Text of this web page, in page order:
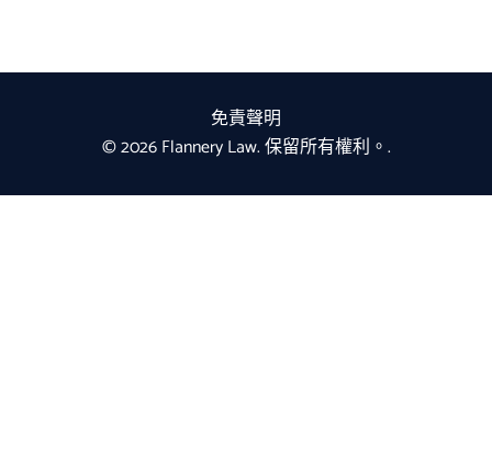
免責聲明
© 2026 Flannery Law. 保留所有權利。.